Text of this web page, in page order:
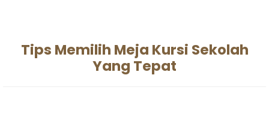
Tips Memilih Meja Kursi Sekolah
Yang Tepat